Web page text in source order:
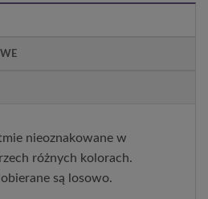
nieoznakowane w
różnych kolorach.
są losowo.